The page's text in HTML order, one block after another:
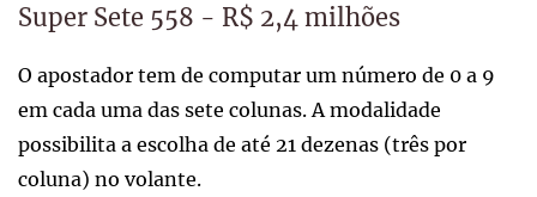
Super Sete 558 - R$ 2,4 milhões
O apostador tem de computar um número de 0 a 9
em cada uma das sete colunas. A modalidade
possibilita a escolha de até 21 dezenas (três por
coluna) no volante.